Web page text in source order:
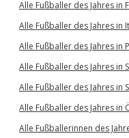
Alle Fußballer des Jahres in
Alle Fußballer des Jahres in
Alle Fußballer des Jahres in
Alle Fußballer des Jahres in
Alle Fußballer des Jahres in
Alle Fußballer des Jahres in
Alle Fußballerinnen des